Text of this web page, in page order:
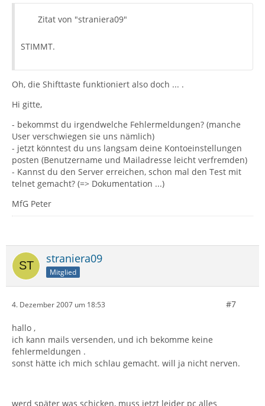
Zitat von "straniera09"
STIMMT.
Oh, die Shifttaste funktioniert also doch ... .
Hi gitte,
- bekommst du irgendwelche Fehlermeldungen? (manche
User verschwiegen sie uns nämlich)
- jetzt könntest du uns langsam deine Kontoeinstellungen
posten (Benutzername und Mailadresse leicht verfremden)
- Kannst du den Server erreichen, schon mal den Test mit
telnet gemacht? (=> Dokumentation ...)
MfG Peter
straniera09
Mitglied
4. Dezember 2007 um 18:53 #7
hallo ,
ich kann mails versenden, und ich bekomme keine
fehlermeldungen .
sonst hätte ich mich schlau gemacht. will ja nicht nerven.
werd später was schicken, muss jetzt leider pc alles